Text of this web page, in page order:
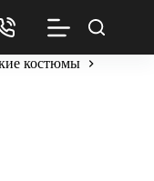
костюмы